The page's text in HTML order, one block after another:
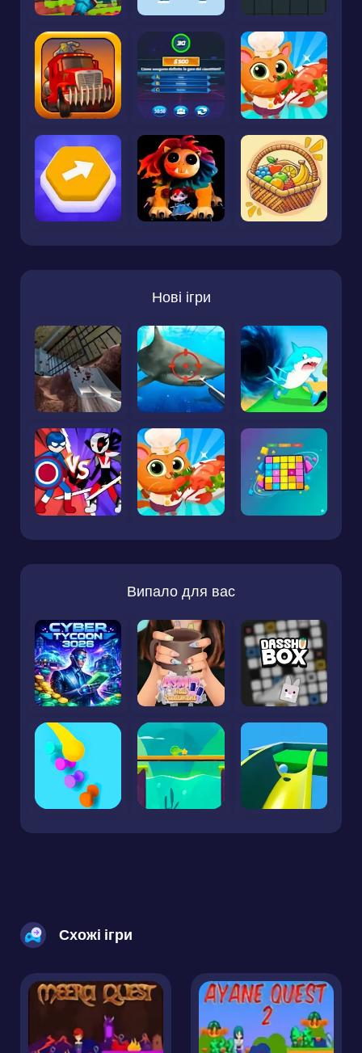
Нові ігри
Випало для вас
Схожі ігри